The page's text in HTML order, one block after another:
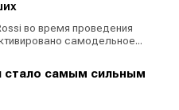
во время проведения
самодельное...
стало самым сильным